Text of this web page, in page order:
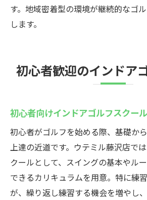
体験レッスンから始める藤
初心者でも安心の24時間イン
24時間営業のインドアゴル
心者にも最適
初心者向けレッスンが充実
場
シミュレーション設備で科
達
す。地域密着型の環境が継続的なゴ
します。
初心者歓迎のインドア
初心者向けインドアゴルフスクー
初心者がゴルフを始める際、基礎か
上達の近道です。ウテミル藤沢店で
クールとして、スイングの基本やル
できるカリキュラムを用意。特に練
が、繰り返し練習する機会を増やし